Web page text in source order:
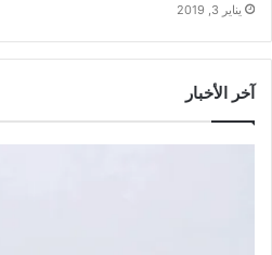
يناير 3, 2019
آخر الأخبار